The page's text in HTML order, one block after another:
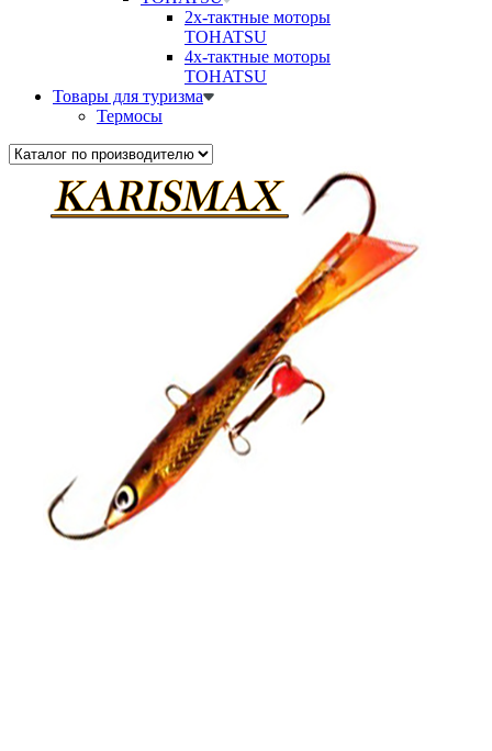
2х-тактные моторы
TOHATSU
4х-тактные моторы
TOHATSU
Товары для туризма
Термосы